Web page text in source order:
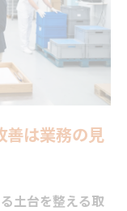
善は業務の見
土台を整える取